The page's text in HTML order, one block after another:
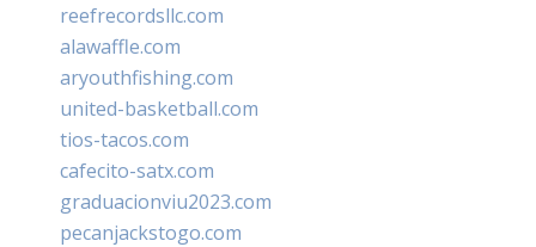
reefrecordsllc.com
alawaffle.com
aryouthfishing.com
united-basketball.com
tios-tacos.com
cafecito-satx.com
graduacionviu2023.com
pecanjackstogo.com